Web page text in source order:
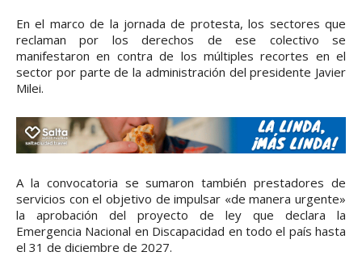
En el marco de la jornada de protesta, los sectores que
reclaman por los derechos de ese colectivo se
manifestaron en contra de los múltiples recortes en el
sector por parte de la administración del presidente Javier
Milei.
A la convocatoria se sumaron también prestadores de
servicios con el objetivo de impulsar «de manera urgente»
la aprobación del proyecto de ley que declara la
Emergencia Nacional en Discapacidad en todo el país hasta
el 31 de diciembre de 2027.